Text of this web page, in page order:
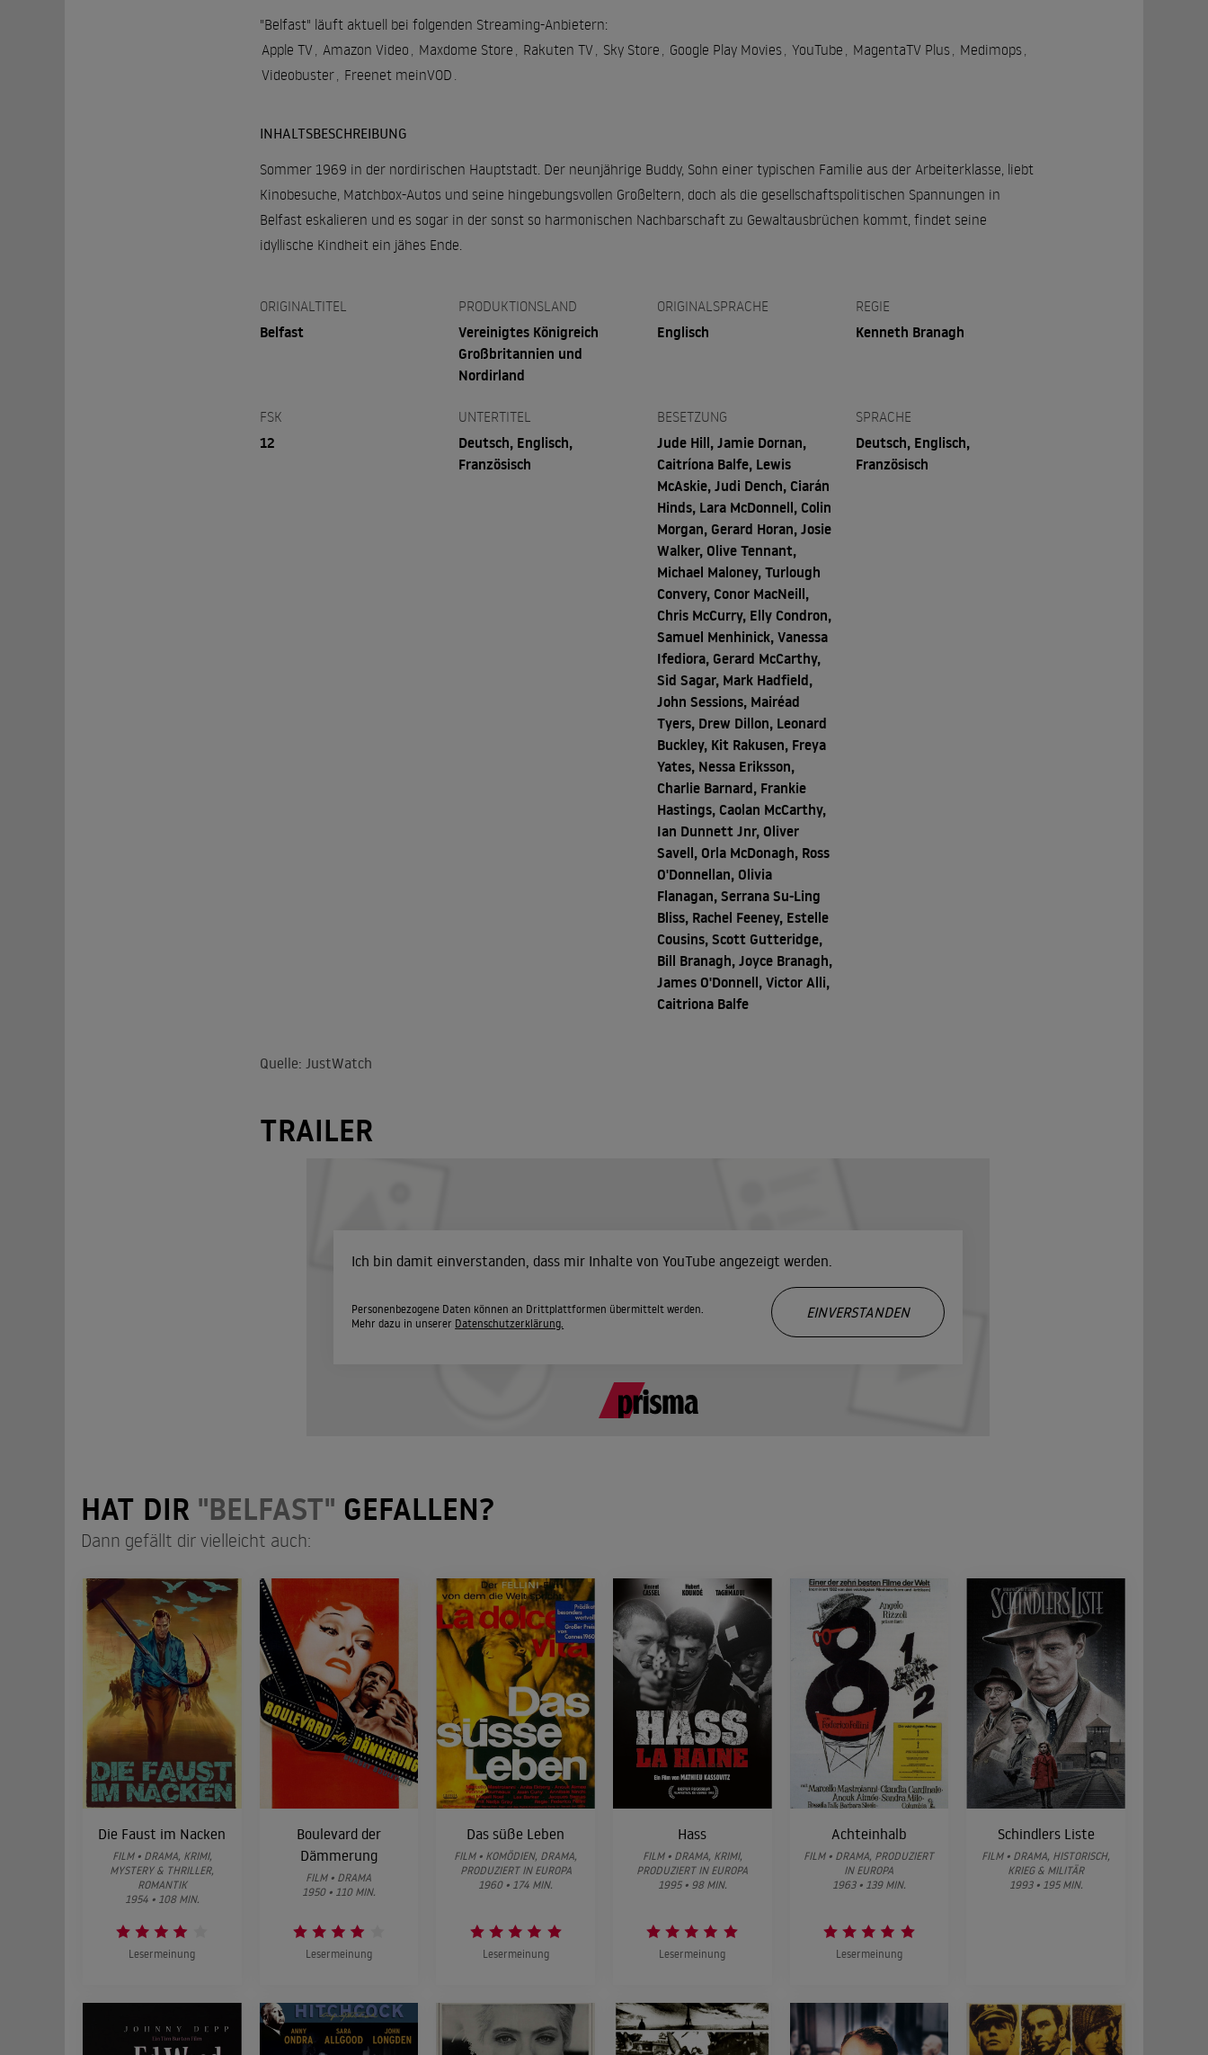
"Belfast" läuft aktuell bei folgenden Streaming-Anbietern:
Apple TV
Amazon Video Maxdome Store Rakuten TV Sky Store Google Play Movies YouTube MagentaTV Plus Medimops
Videobuster
Freenet meinVOD
INHALTSBESCHREIBUNG
Sommer 1969 in der nordirischen Hauptstadt. Der neunjährige Buddy, Sohn einer typischen Familie aus der Arbeiterklasse, liebt
Kinobesuche, Matchbox-Autos und seine hingebungsvollen Großeltern, doch als die gesellschaftspolitischen Spannungen in
Belfast eskalieren und es sogar in der sonst so harmonischen Nachbarschaft zu Gewaltausbrüchen kommt, findet seine
idyllische Kindheit ein jähes Ende.
ORIGINALTITEL
Belfast
PRODUKTIONSLAND
Vereinigtes Königreich
Großbritannien und
Nordirland
ORIGINALSPRACHE
Englisch
REGIE
Kenneth Branagh
FSK
12
UNTERTITEL
Deutsch, Englisch,
Französisch
BESETZUNG
Jude Hill, Jamie Dornan,
Caitríona Balfe, Lewis
McAskie, Judi Dench, Ciarán
Hinds, Lara McDonnell, Colin
Morgan, Gerard Horan, Josie
Walker, Olive Tennant,
Michael Maloney, Turlough
Convery, Conor MacNeill,
Chris McCurry, Elly Condron,
Samuel Menhinick, Vanessa
Ifediora, Gerard McCarthy,
Sid Sagar, Mark Hadfield,
John Sessions, Mairéad
Tyers, Drew Dillon, Leonard
Buckley, Kit Rakusen, Freya
Yates, Nessa Eriksson,
Charlie Barnard, Frankie
Hastings, Caolan McCarthy,
Ian Dunnett Jnr, Oliver
Savell, Orla McDonagh, Ross
O'Donnellan, Olivia
Flanagan, Serrana Su-Ling
Bliss, Rachel Feeney, Estelle
Cousins, Scott Gutteridge,
Bill Branagh, Joyce Branagh,
James O'Donnell, Victor Alli,
Caitriona Balfe
SPRACHE
Deutsch, Englisch,
Französisch
Quelle: JustWatch
TRAILER
Ich bin damit einverstanden, dass mir Inhalte von YouTube angezeigt werden.
Personenbezogene Daten können an Drittplattformen übermittelt werden.
Mehr dazu in unserer Datenschutzerklärung.
EINVERSTANDEN
HAT DIR "BELFAST" GEFALLEN?
Dann gefällt dir vielleicht auch:
Die Faust im Nacken
FILM • DRAMA, KRIMI,
MYSTERY & THRILLER,
ROMANTIK
1954 • 108 MIN.
Lesermeinung
Boulevard der
Dämmerung
FILM • DRAMA
1950 • 110 MIN.
Lesermeinung
Das süße Leben
FILM • KOMÖDIEN, DRAMA,
PRODUZIERT IN EUROPA
1960 • 174 MIN.
Lesermeinung
Hass
FILM • DRAMA, KRIMI,
PRODUZIERT IN EUROPA
1995 • 98 MIN.
Lesermeinung
Achteinhalb
FILM • DRAMA, PRODUZIERT
IN EUROPA
1963 • 139 MIN.
Lesermeinung
Schindlers Liste
FILM • DRAMA, HISTORISCH,
KRIEG & MILITÄR
1993 • 195 MIN.